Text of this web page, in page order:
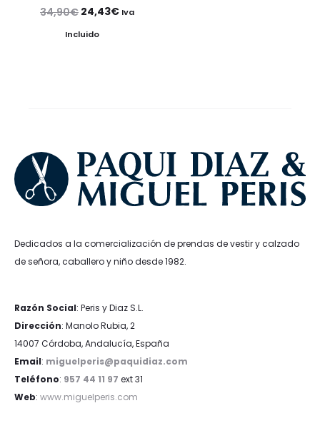
34,90€ El
precio
24,43€ElIva
Incluido
Dedicados a la comercialización de prendas de vestir y calzado
de señora, caballero y niño desde 1982.
Razón Social: Peris y Diaz S.L.
Dirección: Manolo Rubia, 2
14007 Córdoba, Andalucía, España
Email: miguelperis@paquidiaz.com
Teléfono: 957 44 11 97 ext 31
Web: www.miguelperis.com